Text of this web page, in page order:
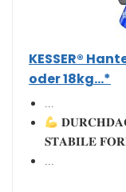
KESSER®
oder 18kg...*
...
𝐒𝐓𝐀𝐁𝐈𝐋𝐄
...